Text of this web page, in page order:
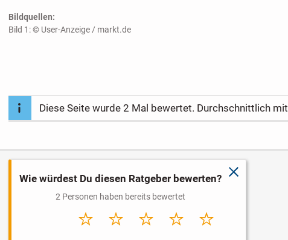
Bildquellen:
Bild 1: © User-Anzeige / markt.de
Diese Seite wurde 2 Mal bewertet. Durchschnittlich mit
schließen
Wie würdest Du diesen Ratgeber bewerten?
2 Personen haben bereits bewertet